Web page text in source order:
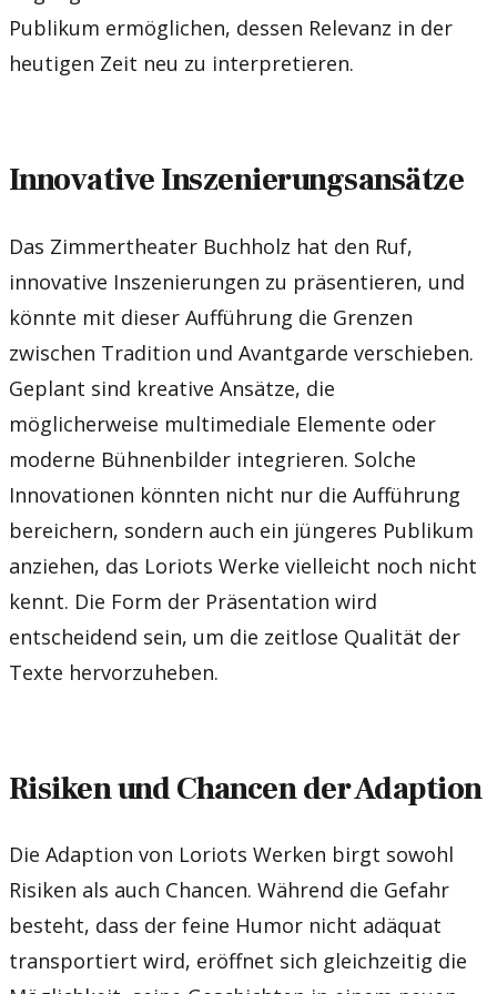
Publikum ermöglichen, dessen Relevanz in der
heutigen Zeit neu zu interpretieren.
Innovative Inszenierungsansätze
Das Zimmertheater Buchholz hat den Ruf,
innovative Inszenierungen zu präsentieren, und
könnte mit dieser Aufführung die Grenzen
zwischen Tradition und Avantgarde verschieben.
Geplant sind kreative Ansätze, die
möglicherweise multimediale Elemente oder
moderne Bühnenbilder integrieren. Solche
Innovationen könnten nicht nur die Aufführung
bereichern, sondern auch ein jüngeres Publikum
anziehen, das Loriots Werke vielleicht noch nicht
kennt. Die Form der Präsentation wird
entscheidend sein, um die zeitlose Qualität der
Texte hervorzuheben.
Risiken und Chancen der Adaption
Die Adaption von Loriots Werken birgt sowohl
Risiken als auch Chancen. Während die Gefahr
besteht, dass der feine Humor nicht adäquat
transportiert wird, eröffnet sich gleichzeitig die